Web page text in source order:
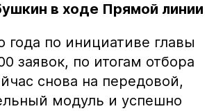
в ходе Прямой линии
года по инициативе главы
заявок, по итогам отбора
снова на передовой,
модуль и успешно